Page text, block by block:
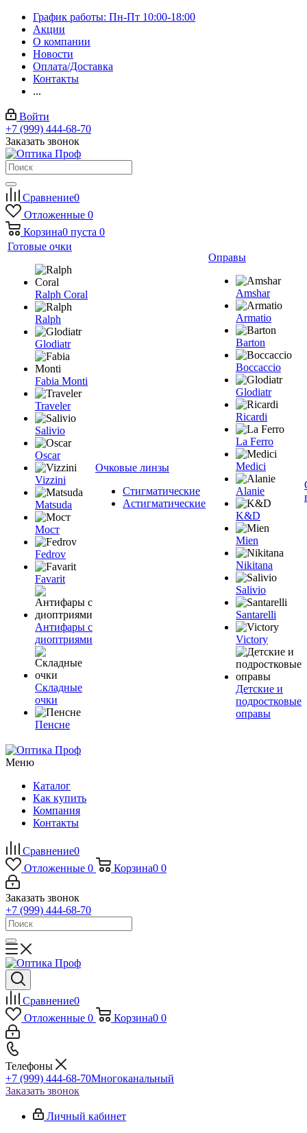
График работы: Пн-Пт 10:00-18:00
Акции
О компании
Новости
Оплата/Доставка
Контакты
...
Войти
+7 (999) 444-68-70
Заказать звонок
Сравнение0
Отложенные 0
Корзина0 пуста 0
Готовые очки
Ralph Coral
Ralph
Glodiatr
Fabia Monti
Traveler
Salivio
Oscar
Vizzini
Matsuda
Мост
Fedrov
Favarit
Антифары с
диоптриями
Складные
очки
Пенсне
Очковые линзы
Стигматические
Астигматические
Оправы
Amshar
Armatio
Barton
Boccaccio
Glodiatr
Ricardi
La Ferro
Medici
Alanie
K&D
Mien
Nikitana
Salivio
Santarelli
Victory
Детские и
подростковые
оправы
Меню
Каталог
Как купить
Компания
Контакты
Сравнение0
Отложенные 0 Корзина0 0
Заказать звонок
+7 (999) 444-68-70
Сравнение0
Отложенные 0 Корзина0 0
Телефоны
+7 (999) 444-68-70Многоканальный
Заказать звонок
Личный кабинет